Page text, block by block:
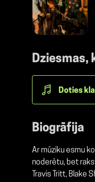
Dziesmas,
Doties
Biogrāfija
Ar mūziku esmu
noderētu, bet
Travis Tritt, Blake